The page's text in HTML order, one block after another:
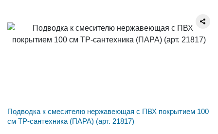
Подводка к смесителю нержавеющая с ПВХ покрытием 100
см ТР-сантехника (ПАРА) (арт. 21817)